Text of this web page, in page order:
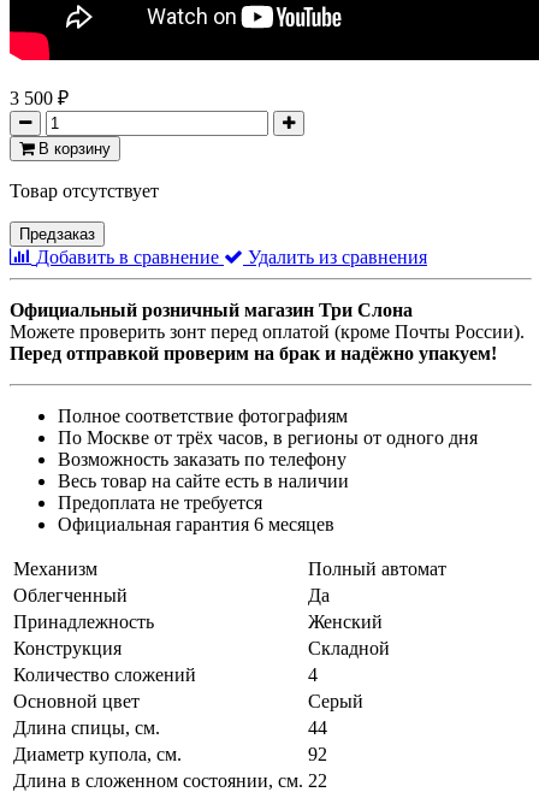
3 500 ₽
В корзину
Товар отсутствует
Предзаказ
Добавить в сравнение Удалить из сравнения
Официальный розничный магазин Три Слона
Можете проверить зонт перед оплатой (кроме Почты России).
Перед отправкой проверим на брак и надёжно упакуем!
Полное соответствие фотографиям
По Москве от трёх часов, в регионы от одного дня
Возможность заказать по телефону
Весь товар на сайте есть в наличии
Предоплата не требуется
Официальная гарантия 6 месяцев
Механизм
Полный автомат
Облегченный
Да
Принадлежность
Женский
Конструкция
Складной
Количество сложений
4
Основной цвет
Серый
Длина спицы, см.
44
Диаметр купола, см.
92
Длина в сложенном состоянии, см. 22